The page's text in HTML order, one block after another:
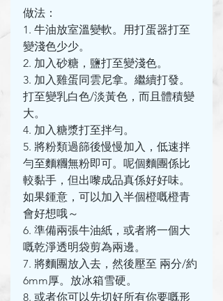
做法：
1. 牛油放室溫變軟。用打蛋器打至
變淺色少少。
2. 加入砂糖，鹽打至變淺色。
3. 加入雞蛋同雲尼拿。繼續打發。
打至變乳白色/淡黃色，而且體積變
大。
4. 加入糖漿打至拌勻。
5. 將粉類過篩後慢慢加入，低速拌
勻至麵糰無粉即可。呢個麵團係比
較黏手，但出嚟成品真係好好味。
如果鍾意，可以加入半個橙嘅橙青
會好想哦～
6. 準備兩張牛油紙，或者將一個大
嘅乾淨透明袋剪為兩邊。
7. 將麵團放入去，然後壓至 兩分/約
6mm厚。放冰箱雪硬。
8. 或者你可以先切好所有你要嘅形